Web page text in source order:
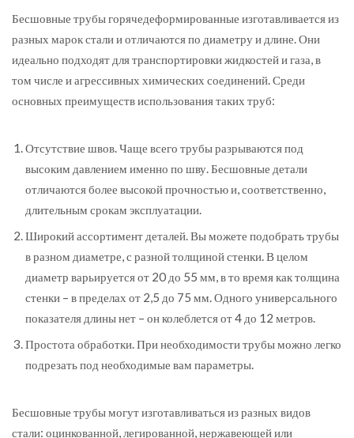
Бесшовные трубы горячедеформированные изготавливается из
разных марок стали и отличаются по диаметру и длине. Они
идеально подходят для транспортировки жидкостей и газа, в
том числе и агрессивных химических соединений. Среди
основных преимуществ использования таких труб:
Отсутствие швов. Чаще всего трубы разрываются под
высоким давлением именно по шву. Бесшовные детали
отличаются более высокой прочностью и, соответственно,
длительным срокам эксплуатации.
Широкий ассортимент деталей. Вы можете подобрать трубы
в разном диаметре, с разной толщиной стенки. В целом
диаметр варьируется от 20 до 55 мм, в то время как толщина
стенки – в пределах от 2,5 до 75 мм. Одного универсального
показателя длины нет – он колеблется от 4 до 12 метров.
Простота обработки. При необходимости трубы можно легко
подрезать под необходимые вам параметры.
Бесшовные трубы могут изготавливаться из разных видов
стали: оцинкованной, легированной, нержавеющей или